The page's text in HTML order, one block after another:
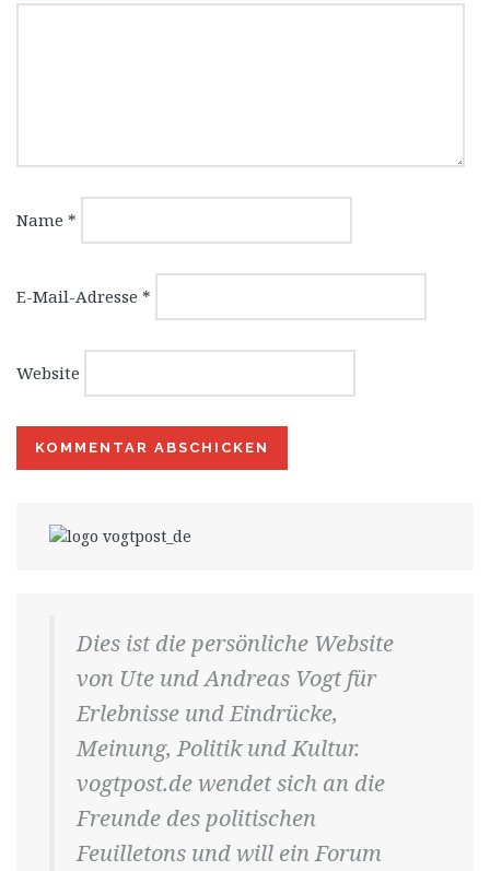
Name *
E-Mail-Adresse *
Website
Dies ist die persönliche Website
von Ute und Andreas Vogt für
Erlebnisse und Eindrücke,
Meinung, Politik und Kultur.
vogtpost.de wendet sich an die
Freunde des politischen
Feuilletons und will ein Forum